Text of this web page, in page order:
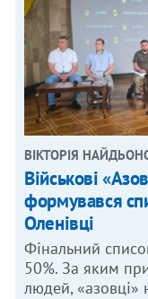
ВІКТОРІЯ
Військові
формувався
Оленівці
Фінальний
50%. За яким
людей, «азовці»